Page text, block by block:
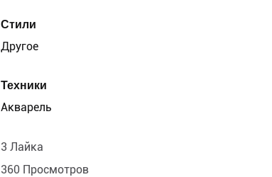
Стили
Другое
Техники
Акварель
3 Лайка
360 Просмотров